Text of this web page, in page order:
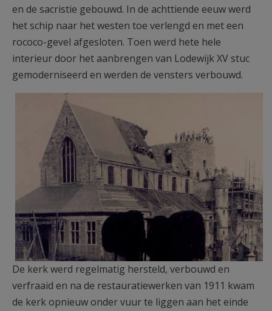
en de sacristie gebouwd. In de achttiende eeuw werd
het schip naar het westen toe verlengd en met een
rococo-gevel afgesloten. Toen werd hete hele
interieur door het aanbrengen van Lodewijk XV stuc
gemoderniseerd en werden de vensters verbouwd.
9700_Eine-kerkheropbouw.jpg
De kerk werd regelmatig hersteld, verbouwd en
verfraaid en na de restauratiewerken van 1911 kwam
de kerk opnieuw onder vuur te liggen aan het einde